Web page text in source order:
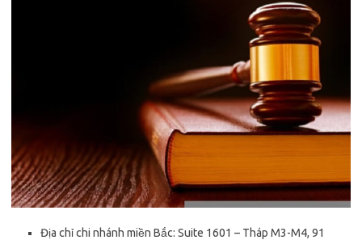
Địa chỉ chi nhánh miền Bắc: Suite 1601 – Tháp M3-M4, 91